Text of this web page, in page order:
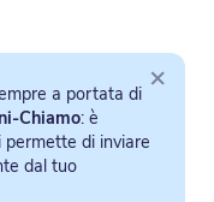
a portata di
Chiamo: è
di inviare
dal tuo
×